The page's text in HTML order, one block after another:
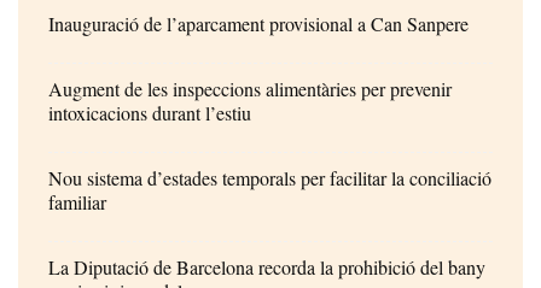
Inauguració de l’aparcament provisional a Can Sanpere
Augment de les inspeccions alimentàries per prevenir
intoxicacions durant l’estiu
Nou sistema d’estades temporals per facilitar la conciliació
familiar
La Diputació de Barcelona recorda la prohibició del bany